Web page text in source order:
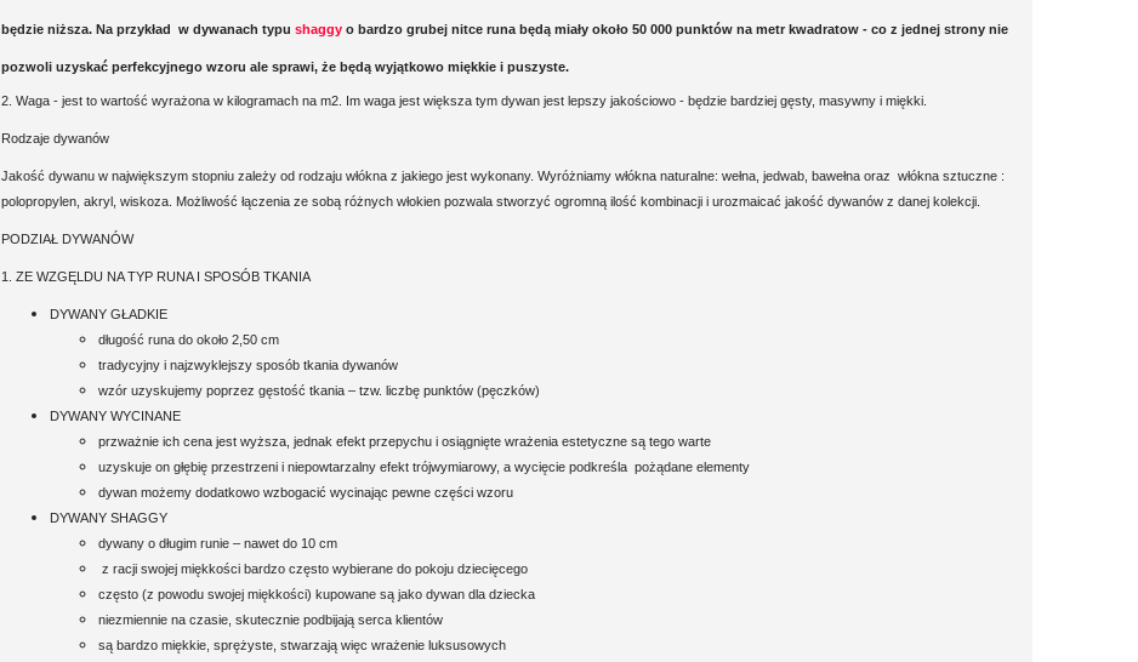
będzie niższa. Na przykład w dywanach typu shaggy o bardzo grubej nitce runa będą miały około 50 000 punktów na metr kwadratow - co z jednej strony nie
pozwoli uzyskać perfekcyjnego wzoru ale sprawi, że będą wyjątkowo miękkie i puszyste.
2. Waga - jest to wartość wyrażona w kilogramach na m2. Im waga jest większa tym dywan jest lepszy jakościowo - będzie bardziej gęsty, masywny i miękki.
Rodzaje dywanów
Jakość dywanu w największym stopniu zależy od rodzaju włókna z jakiego jest wykonany. Wyróżniamy włókna naturalne: wełna, jedwab, bawełna oraz włókna sztuczne :
polopropylen, akryl, wiskoza. Możliwość łączenia ze sobą różnych włokien pozwala stworzyć ogromną ilość kombinacji i urozmaicać jakość dywanów z danej kolekcji.
PODZIAŁ DYWANÓW
1. ZE WZGĘLDU NA TYP RUNA I SPOSÓB TKANIA
DYWANY GŁADKIE
długość runa do około 2,50 cm
tradycyjny i najzwyklejszy sposób tkania dywanów
wzór uzyskujemy poprzez gęstość tkania – tzw. liczbę punktów (pęczków)
DYWANY WYCINANE
przważnie ich cena jest wyższa, jednak efekt przepychu i osiągnięte wrażenia estetyczne są tego warte
uzyskuje on głębię przestrzeni i niepowtarzalny efekt trójwymiarowy, a wycięcie podkreśla pożądane elementy
dywan możemy dodatkowo wzbogacić wycinając pewne części wzoru
DYWANY SHAGGY
dywany o długim runie – nawet do 10 cm
z racji swojej miękkości bardzo często wybierane do pokoju dziecięcego
często (z powodu swojej miękkości) kupowane są jako dywan dla dziecka
niezmiennie na czasie, skutecznie podbijają serca klientów
są bardzo miękkie, sprężyste, stwarzają więc wrażenie luksusowych